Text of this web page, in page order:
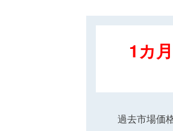
1カ
過去市場価